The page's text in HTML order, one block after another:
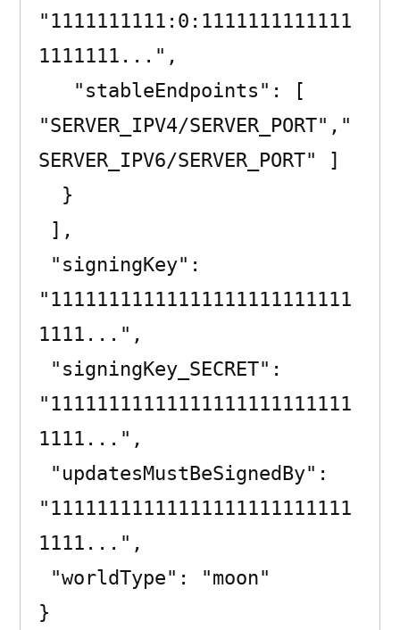
"1111111111:0:1111111111111
1111111...",
"SERVER_IPV4/SERVER_PORT","
SERVER_IPV6/SERVER_PORT" ]
"11111111111111111111111111
1111...",
"11111111111111111111111111
1111...",
"11111111111111111111111111
1111...",
}